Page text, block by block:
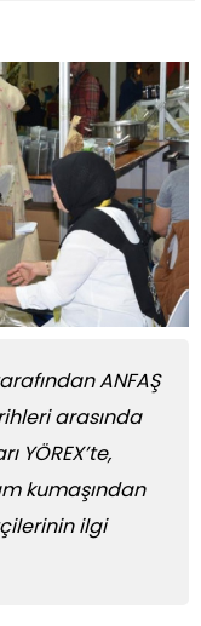
ANFAŞ
arasında
YÖREX’te,
kumaşından
ilgi